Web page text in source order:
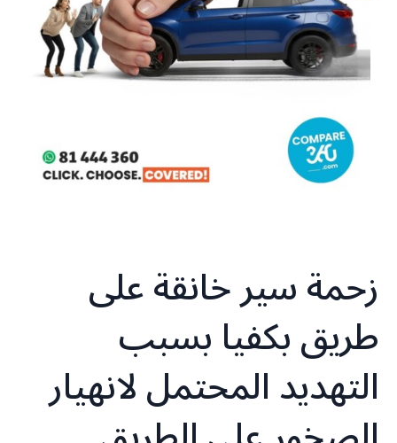
زحمة سير خانقة على
طريق بكفيا بسبب
التهديد المحتمل لانهيار